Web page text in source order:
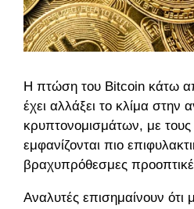
Η πτώση του Bitcoin κάτω
έχει αλλάξει το κλίμα στην
κρυπτονομισμάτων, με
εμφανίζονται πιο
βραχυπρόθεσμες
Αναλυτές επισημαίνουν ότι